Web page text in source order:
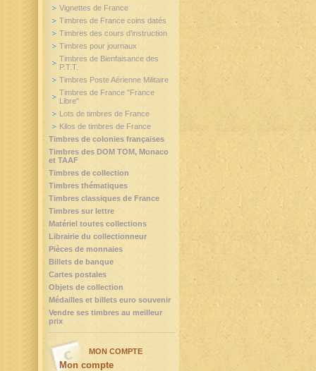
Vignettes de France
Timbres de France coins datés
Timbres des cours d'instruction
Timbres pour journaux
Timbres de Bienfaisance des
P.T.T.
Timbres Poste Aérienne Militaire
Timbres de France "France
Libre"
Lots de timbres de France
Kilos de timbres de France
Timbres de colonies françaises
Timbres des DOM TOM, Monaco
et TAAF
Timbres de collection
Timbres thématiques
Timbres classiques de France
Timbres sur lettre
Matériel toutes collections
Librairie du collectionneur
Pièces de monnaies
Billets de banque
Cartes postales
Objets de collection
Médailles et billets euro souvenir
Vendre ses timbres au meilleur
prix
MON COMPTE
Mon compte